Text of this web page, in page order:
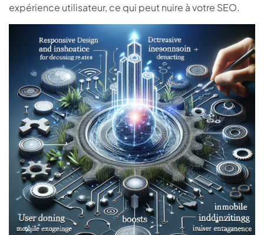
expérience utilisateur, ce qui peut nuire à votre SEO.